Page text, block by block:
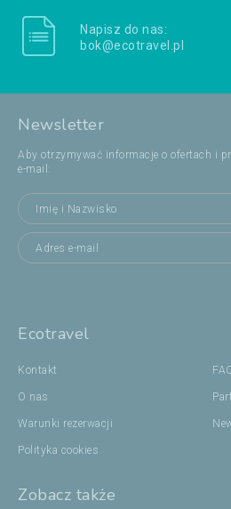
Napisz do nas:
bok@ecotravel.pl
Newsletter
Aby otrzymywać informacje o ofertach i
e-mail:
Ecotravel
Kontakt
O nas
Warunki rezerwacji
Polityka cookies
Zobacz także